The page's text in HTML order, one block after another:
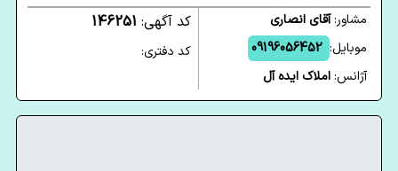
مشاور:آقای انصاری
موبایل: 09196056452
آژانس:املاک ایده آل
کد آگهی: 146251
کد دفتری: